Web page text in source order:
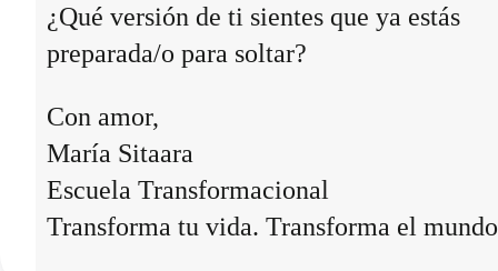
¿Qué versión de ti sientes que ya estás
preparada/o para soltar?
Con amor,
María Sitaara
Escuela Transformacional
Transforma tu vida. Transforma el